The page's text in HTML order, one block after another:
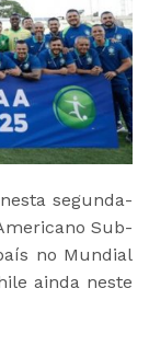
segunda-
Sub-
no Mundial
ainda neste